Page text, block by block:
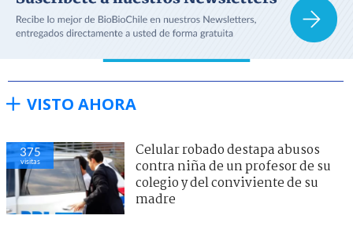
VISTO AHORA
375
visitas
Celular robado destapa abusos
contra niña de un profesor de su
colegio y del conviviente de su
madre